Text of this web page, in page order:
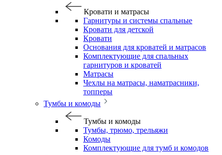
Кровати и матрасы
Гарнитуры и системы спальные
Кровати для детской
Кровати
Основания для кроватей и матрасов
Комплектующие для спальных
гарнитуров и кроватей
Матрасы
Чехлы на матрасы, наматрасники,
топперы
Тумбы и комоды
Тумбы и комоды
Тумбы, трюмо, трельяжи
Комоды
Комплектующие для тумб и комодов